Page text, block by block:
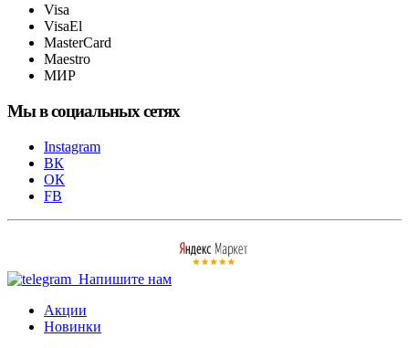
Visa
VisaEl
MasterCard
Maestro
МИР
Мы в социальных сетях
Instagram
ВК
ОК
FB
Напишите нам
Акции
Новинки